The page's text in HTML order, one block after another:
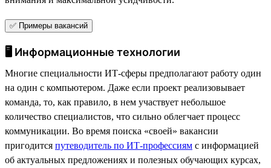
✅ Примеры вакансий
🖥 Информационные технологии
Многие специальности ИТ-сферы предполагают работу один
на один с компьютером. Даже если проект реализовывает
команда, то, как правило, в нем участвует небольшое
количество специалистов, что сильно облегчает процесс
коммуникации. Во время поиска «своей» вакансии
пригодится путеводитель по ИТ-профессиям с информацией
об актуальных предложениях и полезных обучающих курсах,